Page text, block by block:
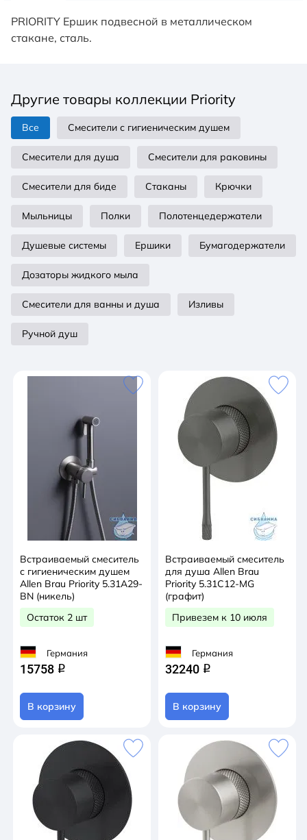
PRIORITY Ершик подвесной в металлическом
стакане, сталь.
Другие товары коллекции Priority
Все Смесители с гигиеническим душем
Смесители для душа Смесители для раковины
Смесители для биде Стаканы Крючки
Мыльницы Полки Полотенцедержатели
Душевые системы Ершики Бумагодержатели
Дозаторы жидкого мыла
Смесители для ванны и душа Изливы
Ручной душ
Встраиваемый смеситель
с гигиеническим душем
Allen Brau Priority 5.31A29-
BN (никель)
Остаток 2 шт
Германия
15758 q
В корзину
Встраиваемый смеситель
для душа Allen Brau
Priority 5.31C12-MG
(графит)
Привезем к 10 июля
Германия
32240 q
В корзину